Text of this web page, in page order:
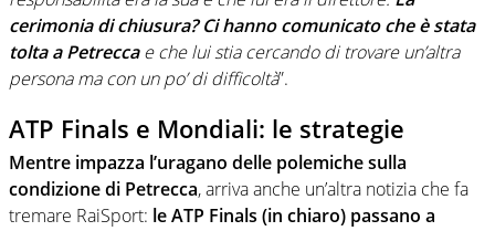
cerimonia di chiusura? Ci hanno comunicato che è stata
tolta a Petreccae che lui stia cercando di trovare un’altra
persona ma con un po’ di difficoltà”.
ATP Finals e Mondiali: le strategie
Mentre impazza l’uragano delle polemiche sulla
condizione di Petrecca, arriva anche un’altra notizia che fa
tremare RaiSport: le ATP Finals (in chiaro) passano a